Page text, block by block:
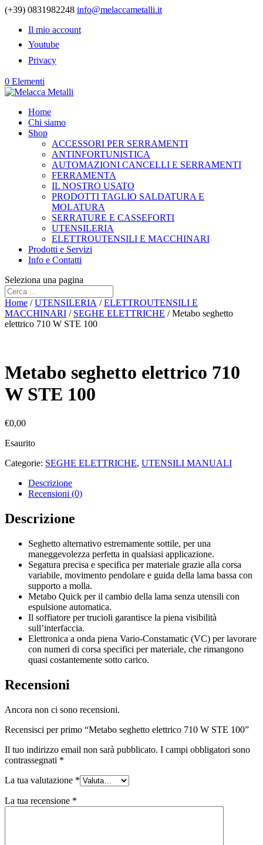
(+39) 0831982248 info@melaccametalli.it
Il mio account
Youtube
Privacy
0 Elementi
Home
Chi siamo
Shop
ACCESSORI PER SERRAMENTI
ANTINFORTUNISTICA
AUTOMAZIONI CANCELLI E SERRAMENTI
FERRAMENTA
IL NOSTRO USATO
PRODOTTI TAGLIO SALDATURA E
MOLATURA
SERRATURE E CASSEFORTI
UTENSILERIA
ELETTROUTENSILI E MACCHINARI
Prodotti e Servizi
Info e Contatti
Seleziona una pagina
Home /UTENSILERIA /ELETTROUTENSILI E
MACCHINARI / SEGHE ELETTRICHE / Metabo seghetto
elettrico 710 W STE 100
Metabo seghetto elettrico 710
W STE 100
€0,00
Esaurito
Categorie: SEGHE ELETTRICHE, UTENSILI MANUALI
Descrizione
Recensioni (0)
Descrizione
Seghetto alternativo estremamente sottile, per una
maneggevolezza perfetta in qualsiasi applicazione.
Segatura precisa e specifica per materiale grazie alla corsa
variabile, movimento pendolare e guida della lama bassa con
supporto a molla.
Metabo Quick per il cambio della lama senza utensili con
espulsione automatica.
Il soffiatore per trucioli garantisce la piena visibilità
sull’interfaccia.
Elettronica a onda piena Vario-Constamatic (VC) per lavorare
con numeri di corsa specifici per materiale, che rimangono
quasi costantemente sotto carico.
Recensioni
Ancora non ci sono recensioni.
Recensisci per primo “Metabo seghetto elettrico 710 W STE 100”
Il tuo indirizzo email non sarà pubblicato. I campi obbligatori sono
contrassegnati *
La tua valutazione *
La tua recensione *